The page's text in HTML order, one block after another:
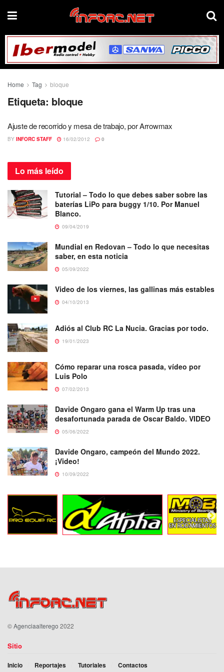
Home Tag bloque
Etiqueta: bloque
Ajuste de recorrido y mesa de trabajo, por Arrowmax
BY INFORC STAFF 16/02/2012 0
Lo más leído
Tutorial – Todo lo que debes saber sobre las
baterías LiPo para buggy 1/10. Por Manuel
Blanco.
09/04/2019
Mundial en Redovan – Todo lo que necesitas
saber, en esta noticia
05/09/2022
Video de los viernes, las gallinas más estables
04/10/2013
Adiós al Club RC La Nucia. Gracias por todo.
19/01/2023
Cómo reparar una rosca pasada, vídeo por
Luis Polo
07/02/2013
Davide Ongaro gana el Warm Up tras una
desafortunada parada de Oscar Baldo. VIDEO
05/06/2022
Davide Ongaro, campeón del Mundo 2022.
¡Video!
10/09/2022
©Agenciaalterego 2022
Sitio
Inicio Reportajes Tutoriales Contactos